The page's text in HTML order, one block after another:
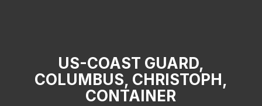
US-COAST GUARD,
COLUMBUS, CHRISTOPH,
CONTAINER